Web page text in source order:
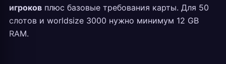
игроков плюс базовые требования карты. Для 50
слотов и worldsize 3000 нужно минимум 12 GB
RAM.